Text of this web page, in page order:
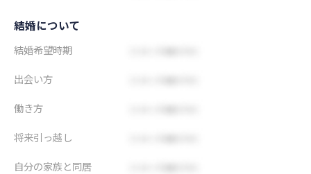
結婚について
結婚希望時期
出会い方
働き方
将来引っ越し
自分の家族と同居